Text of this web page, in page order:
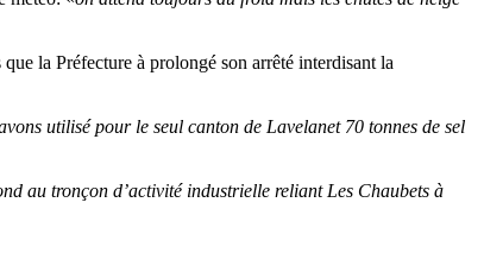
la Préfecture à prolongé son arrêté interdisant la
utilisé pour le seul canton de Lavelanet 70 tonnes de sel
au tronçon d’activité industrielle reliant Les Chaubets à